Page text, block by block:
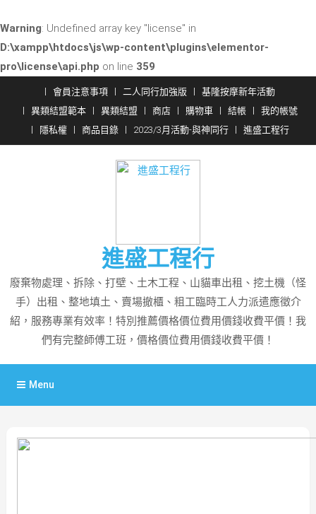
Warning: Undefined array key "license" in
D:\xampp\htdocs\js\wp-content\plugins\elementor-
pro\license\api.php on line 359
content
會員注意事項 二人同行加強版
基隆按摩新年活動
異類結盟範本
異類結盟 商店 購物車 結帳
我的帳號
隱私權
商品目錄 2023/3月活動-與神同行 進盛工程行
進盛工程行
廢棄物處理、拆除、打壁、土木工程、山貓車出租、挖土機（怪
手）出租、整地填土、賣場撤櫃、粗工臨時工人力派遣應徵介
紹，服務專業有效率！特別推薦價格價位費用價錢收費平價！我
們有完整師傅工班，價格價位費用價錢收費平價！
Menu